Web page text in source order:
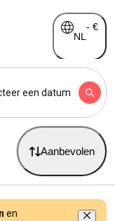
NL
- €
een datum
Aanbevolen
en